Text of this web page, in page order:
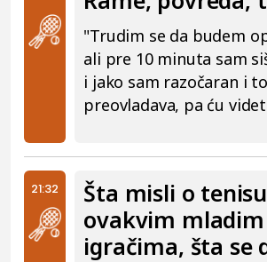
"Trudim se da budem
ali pre 10 minuta sam
i jako sam razočaran i to
preovladava, pa ću
21:32
Šta misli o
ovakvim mladim
igračima, šta se